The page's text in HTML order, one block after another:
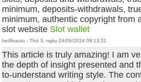
minimum, deposits-withdrawals,
minimum, authentic copyright from
slot website Slot wallet
betflixauto - Thứ 3, ngày 24/09/2024 09:13:21
This article is truly amazing! I am
the depth of insight presented and
to-understand writing style. The